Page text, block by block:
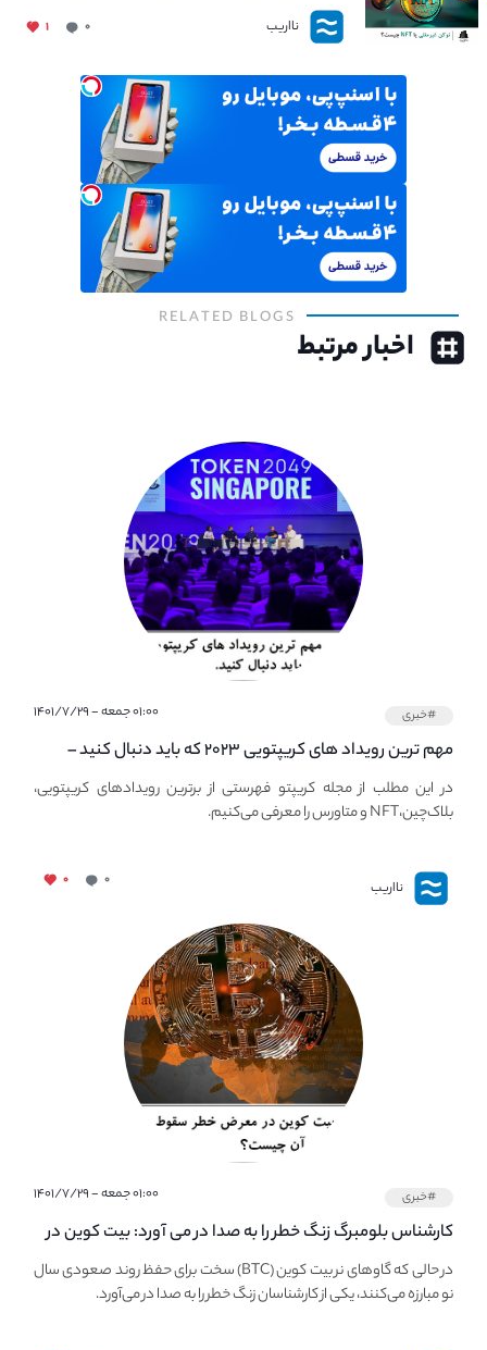
نااریب ۰ ۱
RELATED BLOGS
اخبار مرتبط
#خبری ۰۱:۰۰ جمعه - ۱۴۰۱/۷/۲۹
مهم ترین رویداد های کریپتویی ۲۰۲۳ که باید دنبال کنید –
معرفی بهترین رویداد های جهانی
در این مطلب از مجله کریپتو فهرستی از برترین رویدادهای کریپتویی،
بلاک‌چین،NFT و متاورس را معرفی می‌کنیم.
نااریب ۰ ۰
#خبری ۰۱:۰۰ جمعه - ۱۴۰۱/۷/۲۹
کارشناس بلومبرگ زنگ خطر را به صدا در می آورد: بیت کوین در
معرض خطر سقوط بزرگ است - دلیل آن چیست؟در حالی که گاوهای نر بیت کوین (BTC) سخت برای حفظ روند صعودی سال
نو مبارزه می‌کنند، یکی از کارشناسان زنگ خطر را به صدا در می‌آورد.